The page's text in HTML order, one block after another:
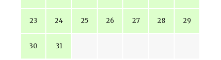
23 24 25 26 27 28 29
30 31